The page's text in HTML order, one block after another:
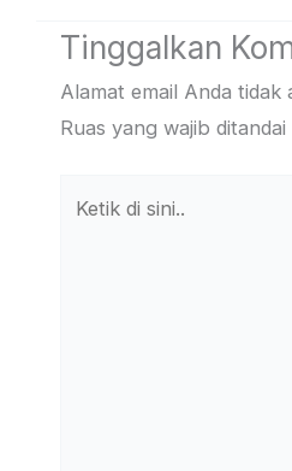
Tinggalkan
Alamat email Anda tidak
Ruas yang wajib ditandai